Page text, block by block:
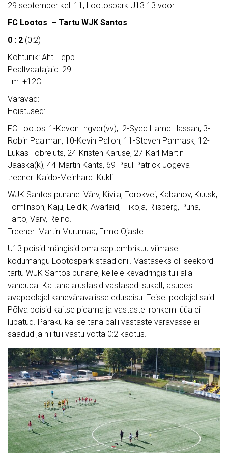
29.september kell 11, Lootospark U13 13.voor
FC Lootos – Tartu WJK Santos
0 : 2 (0:2)
Kohtunik: Ahti Lepp
Pealtvaatajaid: 29
Ilm: +12C
Väravad:
Hoiatused:
FC Lootos: 1-Kevon Ingver(vv), 2-Syed Hamd Hassan, 3-
Robin Paalman, 10-Kevin Pallon, 11-Steven Parmask, 12-
Lukas Tobreluts, 24-Kristen Karuse, 27-Karl-Martin
Jaaska(k), 44-Martin Kants, 69-Paul Patrick Jõgeva
treener: Kaido-Meinhard Kukli
WJK Santos punane: Värv, Kivila, Torokvei, Kabanov, Kuusk,
Tomlinson, Kaju, Leidik, Avarlaid, Tiikoja, Riisberg, Puna,
Tarto, Värv, Reino.
Treener: Martin Murumaa, Ermo Ojaste.
U13 poisid mängisid oma septembrikuu viimase
kodumängu Lootospark staadionil. Vastaseks oli seekord
tartu WJK Santos punane, kellele kevadringis tuli alla
vanduda. Ka täna alustasid vastased isukalt, asudes
avapoolajal kaheväravalisse eduseisu. Teisel poolajal said
Põlva poisid kaitse pidama ja vastastel rohkem lüüa ei
lubatud. Paraku ka ise täna palli vastaste väravasse ei
saadud ja nii tuli vastu võtta 0:2 kaotus.